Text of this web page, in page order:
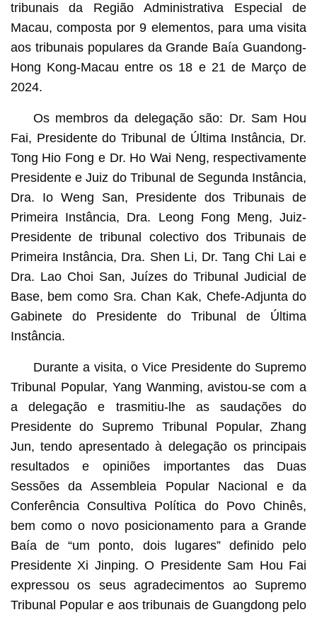
tribunais da Região Administrativa Especial de
Macau, composta por 9 elementos, para uma visita
aos tribunais populares da Grande Baía Guandong-
Hong Kong-Macau entre os 18 e 21 de Março de
2024.
Os membros da delegação são: Dr. Sam Hou
Fai, Presidente do Tribunal de Última Instância, Dr.
Tong Hio Fong e Dr. Ho Wai Neng, respectivamente
Presidente e Juiz do Tribunal de Segunda Instância,
Dra. Io Weng San, Presidente dos Tribunais de
Primeira Instância, Dra. Leong Fong Meng, Juiz-
Presidente de tribunal colectivo dos Tribunais de
Primeira Instância, Dra. Shen Li, Dr. Tang Chi Lai e
Dra. Lao Choi San, Juízes do Tribunal Judicial de
Base, bem como Sra. Chan Kak, Chefe-Adjunta do
Gabinete do Presidente do Tribunal de Última
Instância.
Durante a visita, o Vice Presidente do Supremo
Tribunal Popular, Yang Wanming, avistou-se com a
a delegação e trasmitiu-lhe as saudações do
Presidente do Supremo Tribunal Popular, Zhang
Jun, tendo apresentado à delegação os principais
resultados e opiniões importantes das Duas
Sessões da Assembleia Popular Nacional e da
Conferência Consultiva Política do Povo Chinês,
bem como o novo posicionamento para a Grande
Baía de “um ponto, dois lugares” definido pelo
Presidente Xi Jinping. O Presidente Sam Hou Fai
expressou os seus agradecimentos ao Supremo
Tribunal Popular e aos tribunais de Guangdong pelo